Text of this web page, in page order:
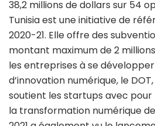
38,2 millions de dollars sur 54
Tunisia est une initiative de
2020-21. Elle offre des
montant maximum de 2
les entreprises à se
d’innovation numérique, le
soutient les startups avec pour
la transformation numérique